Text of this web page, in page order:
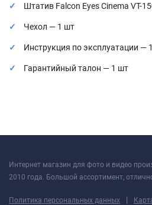
Штатив Falcon Eyes Cinema VT-
Чехол — 1 шт
Инструкция по эксплуатации —
Гарантийный талон — 1 шт
Интернет магазин для фото и видео
2010 года. Большой ассортимент,
Политика персональных данных |